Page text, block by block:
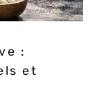
:
et